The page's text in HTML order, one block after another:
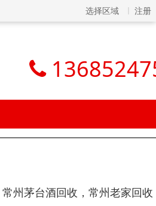
选择区域 注册
州茅台酒回收，常州老家回收